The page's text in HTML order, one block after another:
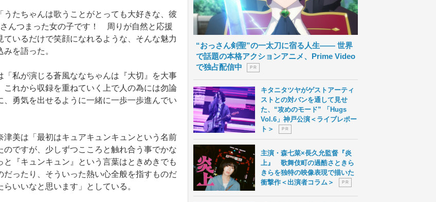
たちゃんは歌うことがとっても大好きな、彼
んつまった女の子です！ 周りが自然と応援
いるだけで笑顔になれるような、そんな魅力
を語った。
私が演じる蒼風ななちゃんは『大切』を大事
れから収録を重ねていく上で人の為には勿論
勇気を出せるように一緒に一歩一歩進んでい
美は「最初はキュアキュンキュンという名前
ですが、少しずつこころと触れ合う事でかな
『キュンキュン』という言葉はときめきでも
ったり、そういった熱い心全般を指すものだ
いいなと思います」としている。
“おっさん剣聖”の一太刀に宿る人生―― 世界
で話題の本格アクションアニメ、Prime Video
で独占配信中
P R
キタニタツヤがゲストアーティ
ストとの対バンを通して見せ
た、“攻めのモード” 「Hugs
Vol.6」神戸公演＜ライブレポー
ト＞
P R
主演・森七菜×長久允監督『炎
上』 歌舞伎町の過酷さときら
きらを独特の映像表現で描いた
衝撃作＜出演者コラム＞
P R